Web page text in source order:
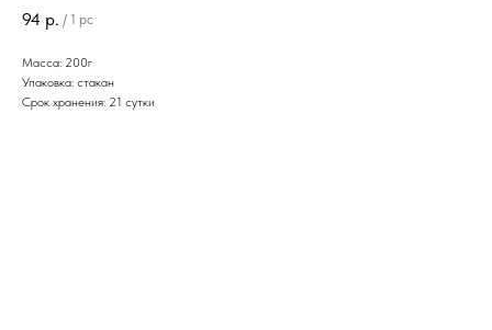
94 р. / 1 pc
Масса: 200г
Упаковка: стакан
Срок хранения: 21 сутки